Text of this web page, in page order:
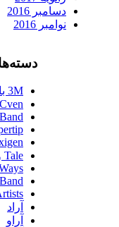
دسامبر 2016
ACven و TEYHO
Emo Band
Espertip
Homxigen
The Ways
Today Band
Various Artists